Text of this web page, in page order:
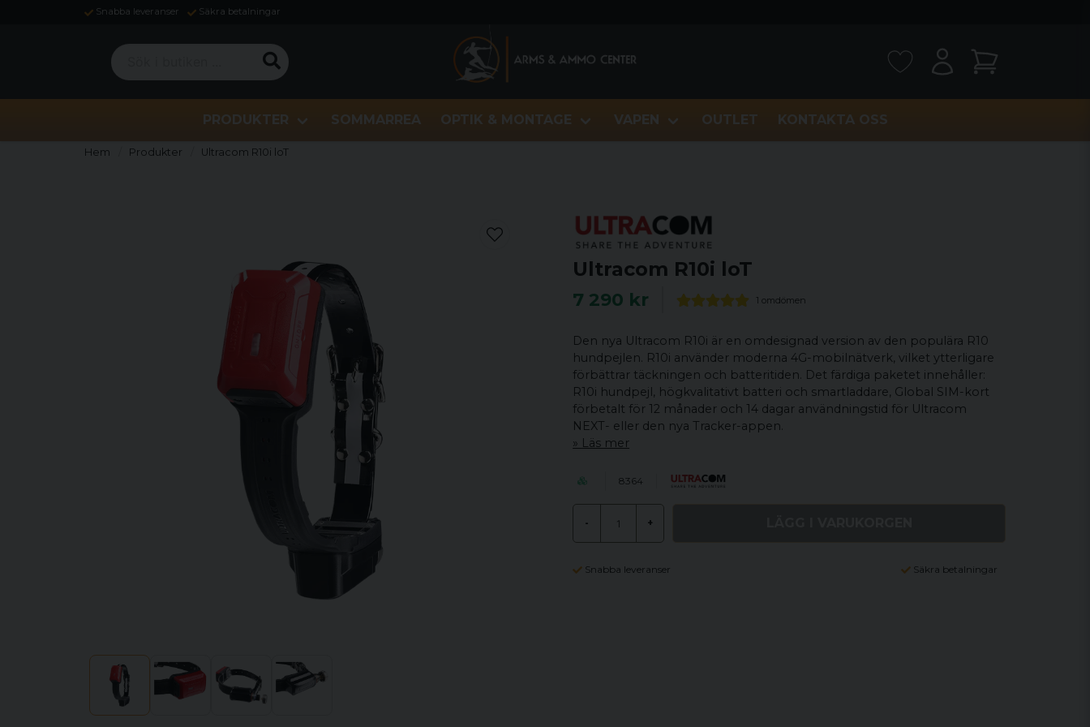
Snabba leveranser Säkra betalningar
Sök i butiken ...
PRODUKTER SOMMARREA OPTIK & MONTAGE VAPEN OUTLET KONTAKTA OSS
Hem Produkter Ultracom R10i loT
Ultracom R10i loT
7 290 kr 1 omdömen
Den nya Ultracom R10i är en omdesignad version av den populära R10
hundpejlen. R10i använder moderna 4G-mobilnätverk, vilket ytterligare
förbättrar täckningen och batteritiden. Det färdiga paketet innehåller:
R10i hundpejl, högkvalitativt batteri och smartladdare, Global SIM-kort
förbetalt för 12 månader och 14 dagar användningstid för Ultracom
NEXT- eller den nya Tracker-appen.
Läs mer
8364
- +
Snabba leveranser Säkra betalningar